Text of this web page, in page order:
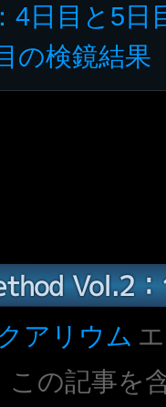
4日目と5日
の検鏡結果
Vol.2
アリウム
この記事を